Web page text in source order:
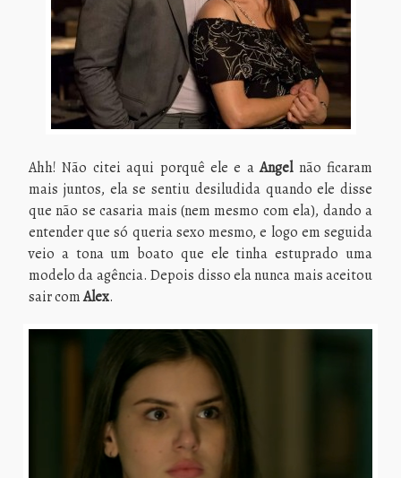
Ahh! Não citei aqui porquê ele e aAngelnão ficaram
mais juntos, ela se sentiu desiludida quando ele disse
que não se casaria mais (nem mesmo com ela), dando a
entender que só queria sexo mesmo, e logo em seguida
veio a tona um boato que ele tinha estuprado uma
modelo da agência. Depois disso ela nunca mais aceitou
sair comAlex.